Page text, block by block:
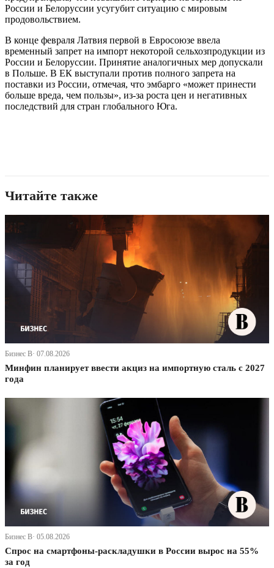
России и Белоруссии усугубит ситуацию с мировым
продовольствием.
В конце февраля Латвия первой в Евросоюзе ввела
временный запрет на импорт некоторой сельхозпродукции из
России и Белоруссии. Принятие аналогичных мер допускали
в Польше. В ЕК выступали против полного запрета на
поставки из России, отмечая, что эмбарго «может принести
больше вреда, чем пользы», из-за роста цен и негативных
последствий для стран глобального Юга.
Читайте также
Бизнес В· 07.08.2026
Минфин планирует ввести акциз на импортную сталь с 2027
года
Бизнес В· 05.08.2026
Спрос на смартфоны-раскладушки в России вырос на 55%
за год